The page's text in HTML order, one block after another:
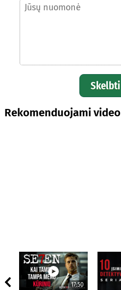
Skelbti
Rekomenduojami video
17:50